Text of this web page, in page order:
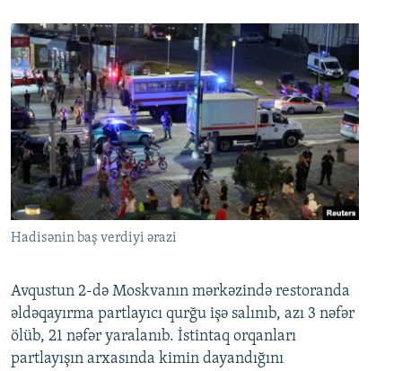
Hadisənin baş verdiyi ərazi
Avqustun 2-də Moskvanın mərkəzində restoranda
əldəqayırma partlayıcı qurğu işə salınıb, azı 3 nəfər
ölüb, 21 nəfər yaralanıb. İstintaq orqanları
partlayışın arxasında kimin dayandığını